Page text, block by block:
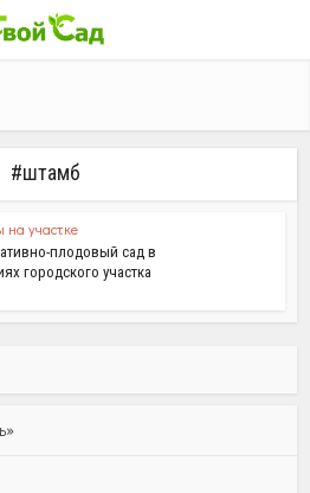
#штамб
на участке
плодовый сад в
городского участка